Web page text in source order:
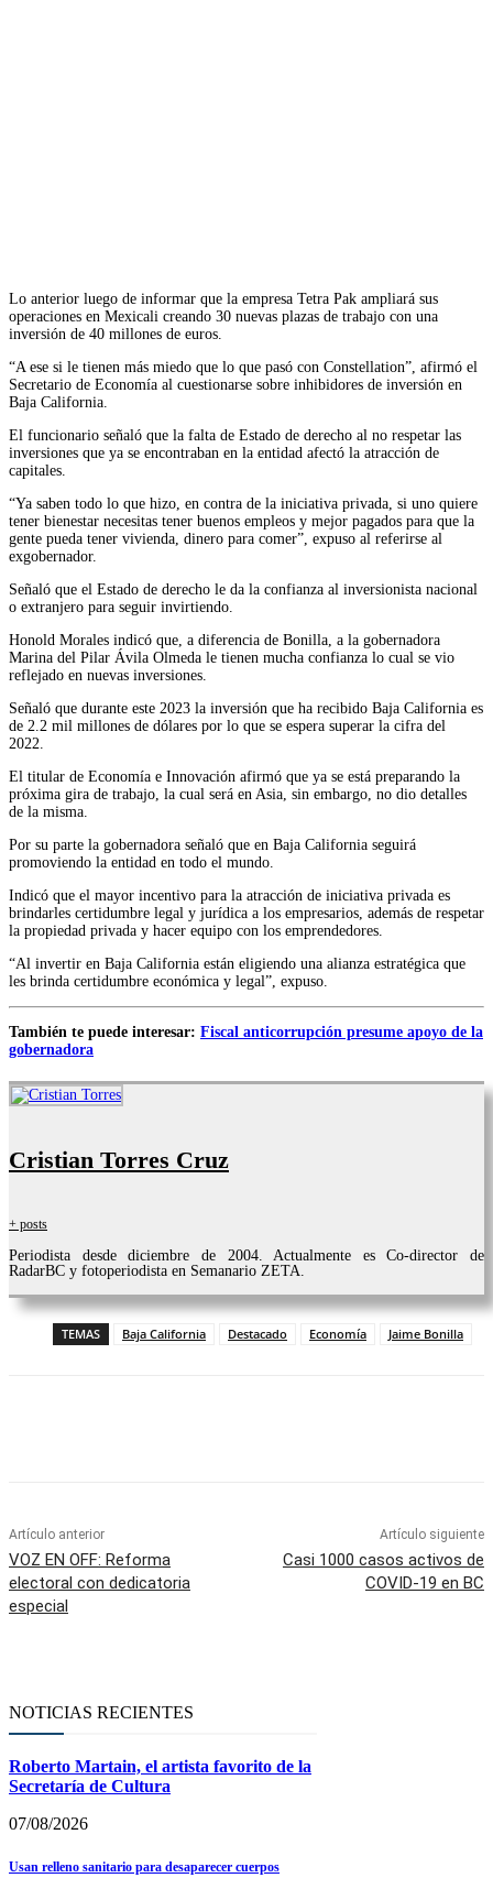
Lo anterior luego de informar que la empresa Tetra Pak ampliará sus
operaciones en Mexicali creando 30 nuevas plazas de trabajo con una
inversión de 40 millones de euros.
“A ese si le tienen más miedo que lo que pasó con Constellation”, afirmó el
Secretario de Economía al cuestionarse sobre inhibidores de inversión en
Baja California.
El funcionario señaló que la falta de Estado de derecho al no respetar las
inversiones que ya se encontraban en la entidad afectó la atracción de
capitales.
“Ya saben todo lo que hizo, en contra de la iniciativa privada, si uno quiere
tener bienestar necesitas tener buenos empleos y mejor pagados para que la
gente pueda tener vivienda, dinero para comer”, expuso al referirse al
exgobernador.
Señaló que el Estado de derecho le da la confianza al inversionista nacional
o extranjero para seguir invirtiendo.
Honold Morales indicó que, a diferencia de Bonilla, a la gobernadora
Marina del Pilar Ávila Olmeda le tienen mucha confianza lo cual se vio
reflejado en nuevas inversiones.
Señaló que durante este 2023 la inversión que ha recibido Baja California es
de 2.2 mil millones de dólares por lo que se espera superar la cifra del
2022.
El titular de Economía e Innovación afirmó que ya se está preparando la
próxima gira de trabajo, la cual será en Asia, sin embargo, no dio detalles
de la misma.
Por su parte la gobernadora señaló que en Baja California seguirá
promoviendo la entidad en todo el mundo.
Indicó que el mayor incentivo para la atracción de iniciativa privada es
brindarles certidumbre legal y jurídica a los empresarios, además de respetar
la propiedad privada y hacer equipo con los emprendedores.
“Al invertir en Baja California están eligiendo una alianza estratégica que
les brinda certidumbre económica y legal”, expuso.
También te puede interesar: Fiscal anticorrupción presume apoyo de la
gobernadora
Cristian Torres Cruz
+ posts
Periodista desde diciembre de 2004. Actualmente es Co-director de
RadarBC y fotoperiodista en Semanario ZETA.
TEMAS Baja California Destacado Economía Jaime Bonilla
Artículo anterior
VOZ EN OFF: Reforma
electoral con dedicatoria
especial
Artículo siguiente
Casi 1000 casos activos de
COVID-19 en BC
NOTICIAS RECIENTES
Roberto Martain, el artista favorito de la
Secretaría de Cultura
07/08/2026
Usan relleno sanitario para desaparecer cuerpos